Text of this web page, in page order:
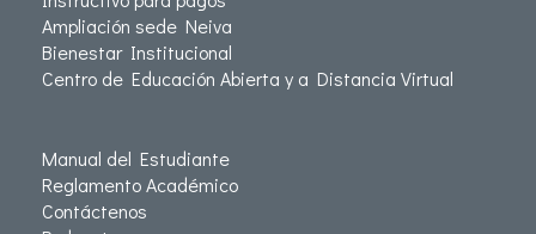
Ampliación sede Neiva
Bienestar Institucional
Centro de Educación Abierta y a Distancia Virtual
Manual del Estudiante
Reglamento Académico
Contáctenos